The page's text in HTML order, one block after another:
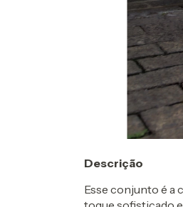
Descrição
Esse conjunto é a